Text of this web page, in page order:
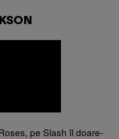
pe Slash îl doare-